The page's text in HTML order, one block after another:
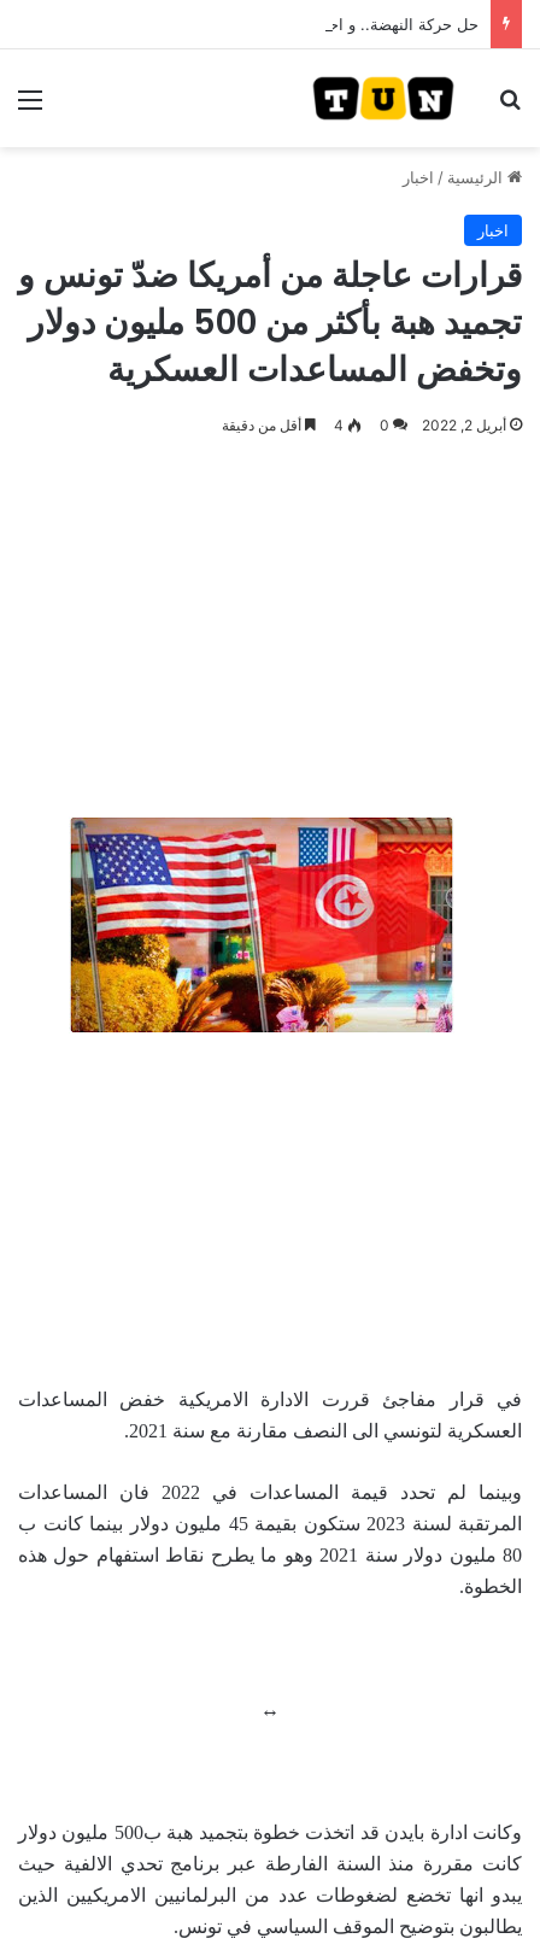
بحث عن
الرئيسية / اخبار
اخبار
قرارات عاجلة من أمريكا ضدّ تونس و
تجميد هبة بأكثر من 500 مليون دولار
وتخفض المساعدات العسكرية
أبريل 2, 2022 0
4 أقل من دقيقة
في قرار مفاجئ قررت الادارة الامريكية خفض المساعدات
العسكرية لتونسي الى النصف مقارنة مع سنة 2021.
وبينما لم تحدد قيمة المساعدات في 2022 فان المساعدات
المرتقبة لسنة 2023 ستكون بقيمة 45 مليون دولار بينما كانت ب
80 مليون دولار سنة 2021 وهو ما يطرح نقاط استفهام حول هذه
الخطوة.
↔
وكانت ادارة بايدن قد اتخذت خطوة بتجميد هبة ب500 مليون دولار
كانت مقررة منذ السنة الفارطة عبر برنامج تحدي الالفية حيث
يبدو انها تخضع لضغوطات عدد من البرلمانيين الامريكيين الذين
يطالبون بتوضيح الموقف السياسي في تونس.